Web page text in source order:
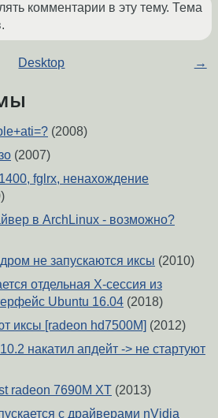
комментарии в эту тему. Тема
Desktop →
(2008)
(2007)
fglrx, ненахождение
в ArchLinux - возможно?
не запускаются иксы (2010)
отдельная X-сессия из
Ubuntu 16.04 (2018)
иксы [radeon hd7500M] (2012)
накатил апдейт -> не стартуют
radeon 7690M XT (2013)
с драйверами nVidia